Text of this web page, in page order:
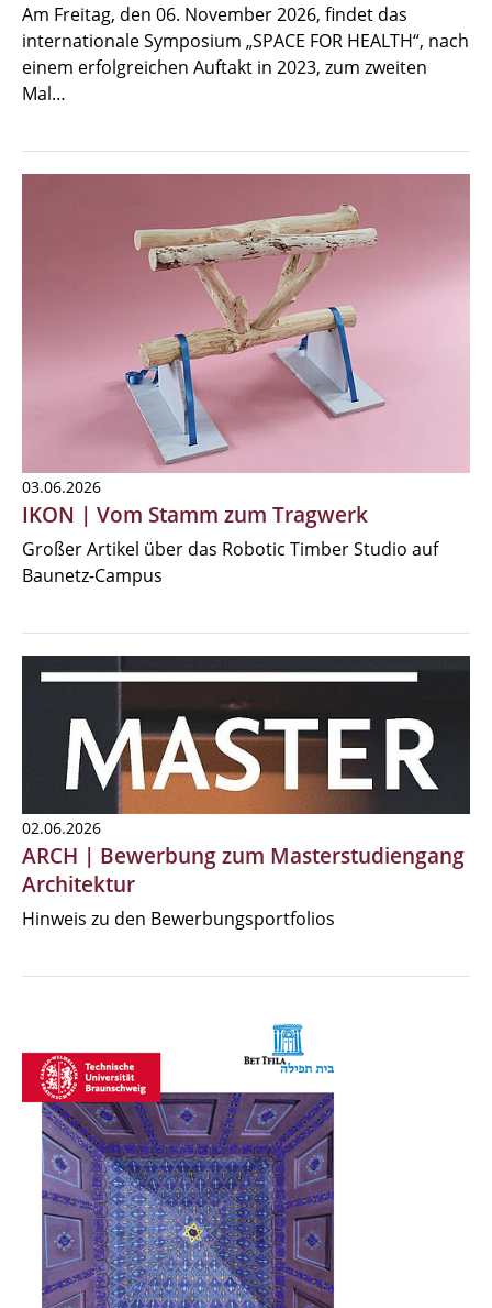
Am Freitag, den 06. November 2026, findet das
internationale Symposium „SPACE FOR HEALTH“, nach
einem erfolgreichen Auftakt in 2023, zum zweiten
Mal…
03.06.2026
IKON | Vom Stamm zum Tragwerk
Großer Artikel über das Robotic Timber Studio auf
Baunetz-Campus
02.06.2026
ARCH | Bewerbung zum Masterstudiengang
Architektur
Hinweis zu den Bewerbungsportfolios